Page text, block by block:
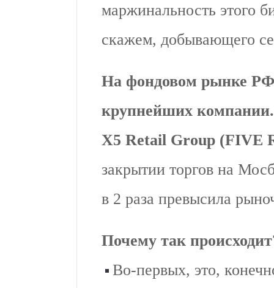
маржинальность этого
скажем, добывающего
На фондовом рынке
крупнейших компании.
X5 Retail Group (FIVE
закрытии торгов на
в 2 раза превысила
Почему так
Во-первых, это,